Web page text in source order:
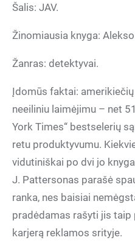
Šalis: JAV.
Žinomiausia knyga:
Žanras: detektyvai.
Įdomūs faktai:
neeiliniu laimėjimu – net
York Times“ bestselerių
retu produktyvumu.
vidutiniškai po dvi jo
J. Pattersonas parašė
ranka, nes baisiai
pradėdamas rašyti jis
karjerą reklamos srityje.